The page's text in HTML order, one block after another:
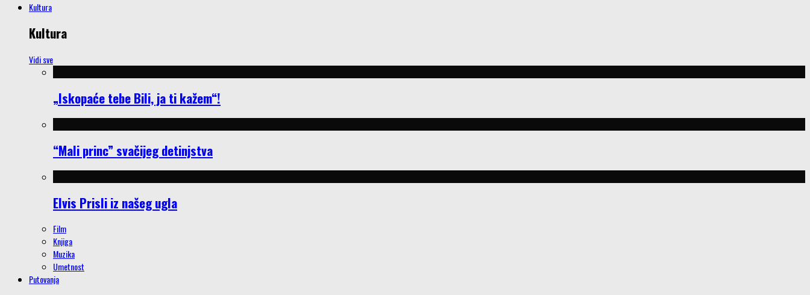
Kultura
Kultura
Vidi sve
„Iskopaće tebe Bili, ja ti kažem“!
“Mali princ” svačijeg detinjstva
Elvis Prisli iz našeg ugla
Film
Knjiga
Muzika
Umetnost
Putovanja